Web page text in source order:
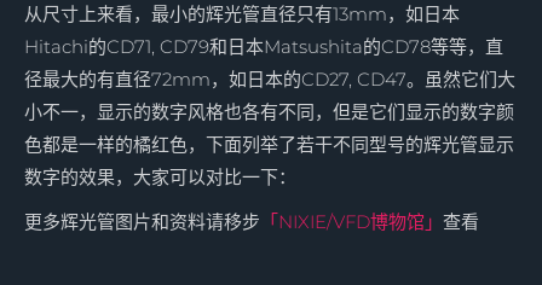
从尺寸上来看，最小的辉光管直径只有13mm，如日本
Hitachi的CD71, CD79和日本Matsushita的CD78等等，直
径最大的有直径72mm，如日本的CD27, CD47。
虽然它们大
小不一，显示的数字风格也各有不同，但是它们显示的数字颜
色都是一样的橘红色，下面列举了若干不同型号的辉光管显示
数字的效果，大家可以对比一下：
更多辉光管图片和资料请移步 「NIXIE/VFD博物馆」 查看